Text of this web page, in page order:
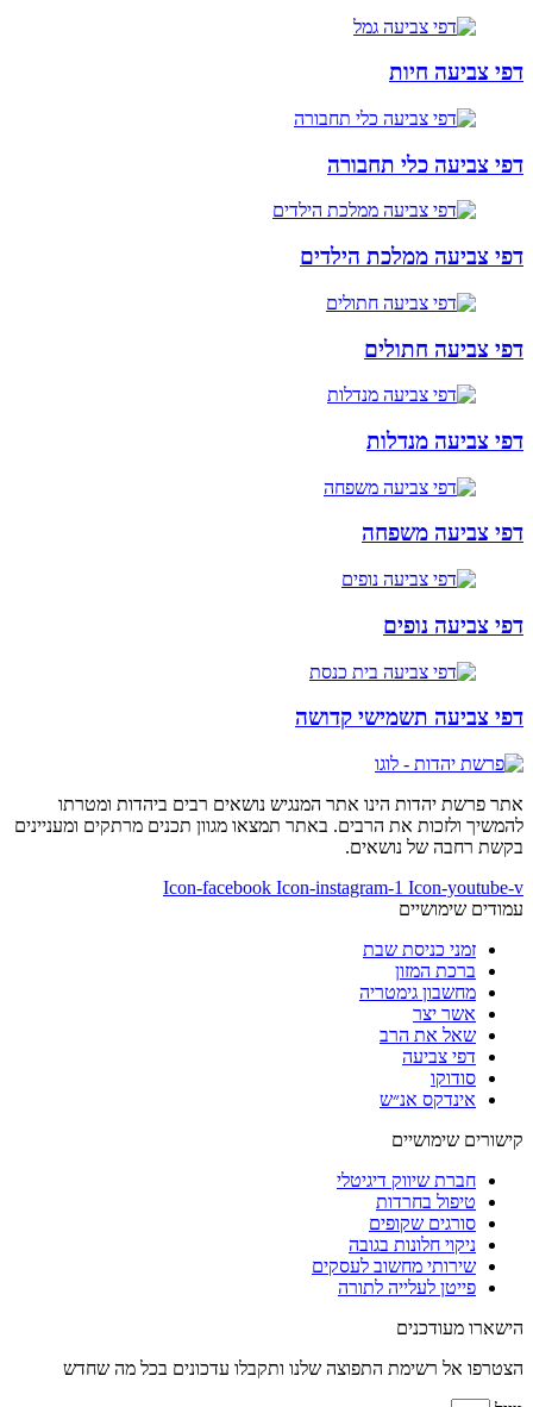
דפי צביעה חיות
דפי צביעה כלי תחבורה
דפי צביעה ממלכת הילדים
דפי צביעה חתולים
דפי צביעה מנדלות
דפי צביעה משפחה
דפי צביעה נופים
דפי צביעה תשמישי קדושה
אתר פרשת יהדות הינו אתר המנגיש נושאים רבים ביהדות ומטרתו
להמשיך ולזכות את הרבים. באתר תמצאו מגוון תכנים מרתקים ומעניינים
בקשת רחבה של נושאים.
Icon-facebook Icon-instagram-1 Icon-youtube-v
עמודים שימושיים
זמני כניסת שבת
ברכת המזון
מחשבון גימטריה
אשר יצר
שאל את הרב
דפי צביעה
סודוקו
אינדקס אנ״ש
קישורים שימושיים
חברת שיווק דיגיטלי
טיפול בחרדות
סורגים שקופים
ניקוי חלונות בגובה
שירותי מחשוב לעסקים
פייטן לעלייה לתורה
הישארו מעודכנים
הצטרפו אל רשימת התפוצה שלנו ותקבלו עדכונים בכל מה שחדש